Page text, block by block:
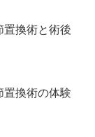
換術と術後
換術の体験